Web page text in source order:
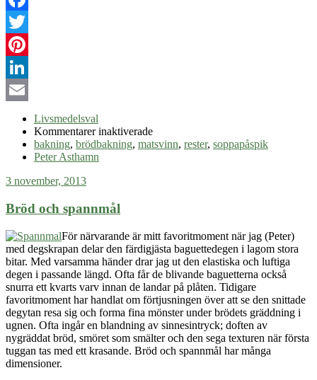
Facebook
Twitter
Pinterest
LinkedIn
Livsmedelsval
Kommentarer inaktiveradeför
Ta
bakning, brödbakning, matsvinn, rester, soppapåspik
Peter Asthamn
3 november, 2013
Bröd och spannmål
För närvarande är mitt favoritmoment när jag (Peter)
med degskrapan delar den färdigjästa baguettedegen i lagom stora
bitar. Med varsamma händer drar jag ut den elastiska och luftiga
degen i passande längd. Ofta får de blivande baguetterna också
snurra ett kvarts varv innan de landar på plåten. Tidigare
favoritmoment har handlat om förtjusningen över att se den snittade
degytan resa sig och forma fina mönster under brödets gräddning i
ugnen. Ofta ingåren blandning av sinnesintryck; doften av
nygräddat bröd, smöret som smälter och den sega texturen när första
tuggan tas med ett krasande. Bröd och spannmål har många
dimensioner.